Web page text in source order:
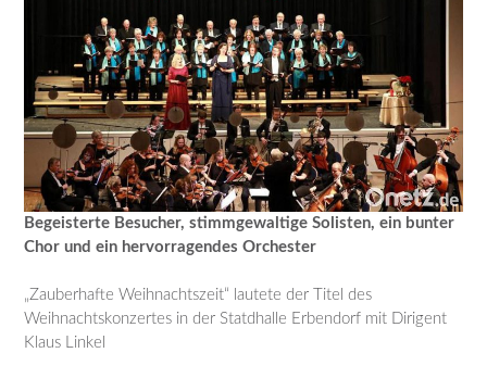
Begeisterte Besucher, stimmgewaltige Solisten, ein bunter
Chor und ein hervorragendes Orchester
„Zauberhafte Weihnachtszeit“ lautete der Titel des
Weihnachtskonzertes in der Statdhalle Erbendorf mit Dirigent
Klaus Linkel